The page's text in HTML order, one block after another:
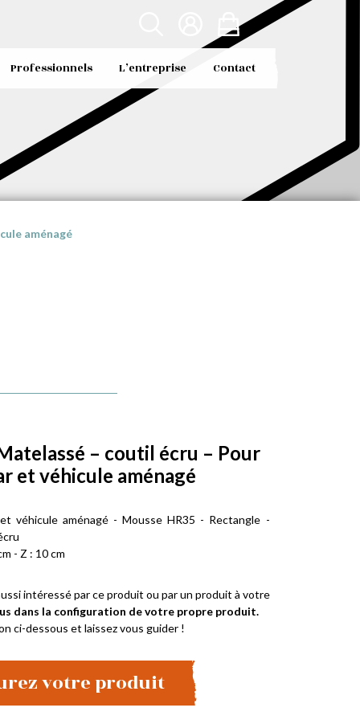
Professionnels L’entreprise Contact
aménagé
– coutil écru – Pour
et véhicule aménagé
véhicule aménagé - Mousse HR35 - Rectangle -
- Z : 10 cm
intéressé par ce produit ou par un produit à votre
dans la configuration de votre propre produit.
ci-dessous et laissez vous guider !
votre produit